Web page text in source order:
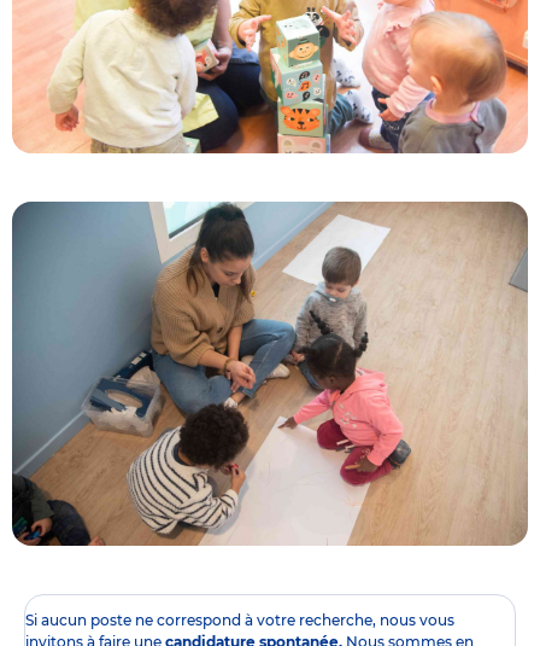
Si aucun poste ne correspond à votre recherche, nous vous
invitons à faire une candidature spontanée. Nous sommes en